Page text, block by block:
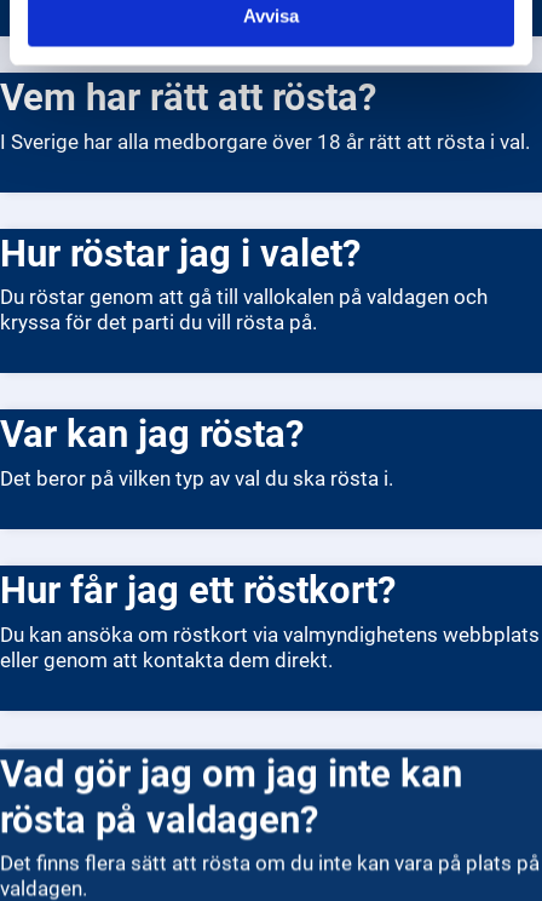
Avvisa
Vem har rätt att rösta?
I Sverige har alla medborgare över 18 år rätt att rösta i val.
Hur röstar jag i valet?
Du röstar genom att gå till vallokalen på valdagen och
kryssa för det parti du vill rösta på.
Var kan jag rösta?
Det beror på vilken typ av val du ska rösta i.
Hur får jag ett röstkort?
Du kan ansöka om röstkort via valmyndighetens webbplats
eller genom att kontakta dem direkt.
Vad gör jag om jag inte kan
rösta på valdagen?
Det finns flera sätt att rösta om du inte kan vara på plats på
valdagen.